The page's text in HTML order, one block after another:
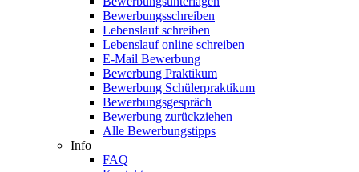
Bewerbungsschreiben
Lebenslauf schreiben
Lebenslauf online schreiben
E-Mail Bewerbung
Bewerbung Praktikum
Bewerbung Schülerpraktikum
Bewerbungsgespräch
Bewerbung zurückziehen
Alle Bewerbungstipps
Info
FAQ